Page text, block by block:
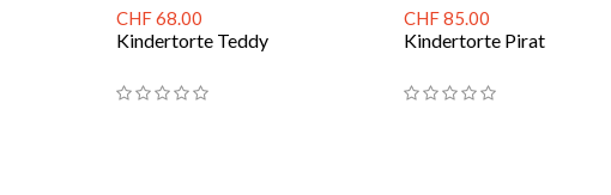
CHF 68.00
Kindertorte Teddy
CHF 85.00
Kindertorte Pirat